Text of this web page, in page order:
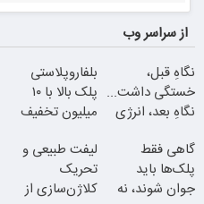
از سراسر وب
نگاهِ قبل،
خستگی داشت...
نگاهِ بعد، انرژی
بلفاروپلاستی
پلک بالا با ۱۰
میلیون تخفیف
گاهی فقط
پلک‌ها باید
جوان شوند، نه
لیفت طبیعی و
تحریک
کلاژن‌سازی از